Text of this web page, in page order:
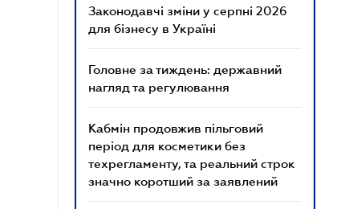
Законодавчі зміни у серпні 2026
для бізнесу в Україні
Головне за тиждень: державний
нагляд та регулювання
Кабмін продовжив пільговий
період для косметики без
техрегламенту, та реальний строк
значно коротший за заявлений